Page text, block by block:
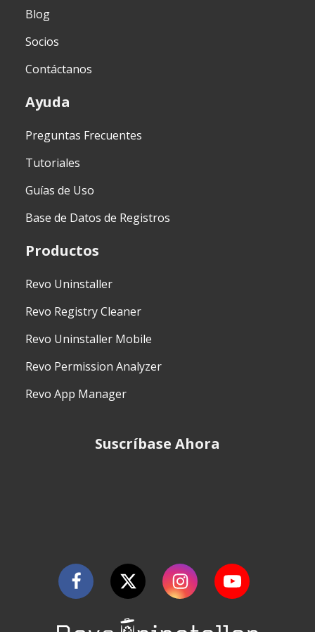
Blog
Socios
Contáctanos
Ayuda
Preguntas Frecuentes
Tutoriales
Guías de Uso
Base de Datos de Registros
Productos
Revo Uninstaller
Revo Registry Cleaner
Revo Uninstaller Mobile
Revo Permission Analyzer
Revo App Manager
Suscríbase Ahora